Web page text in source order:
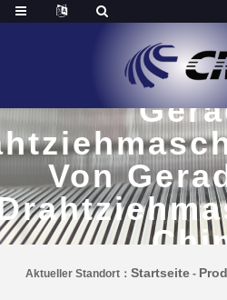
Von
Aktueller Standort： Startseite-